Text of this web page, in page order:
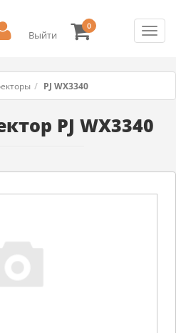
Выйти
0
PJ WX3340
PJ WX3340